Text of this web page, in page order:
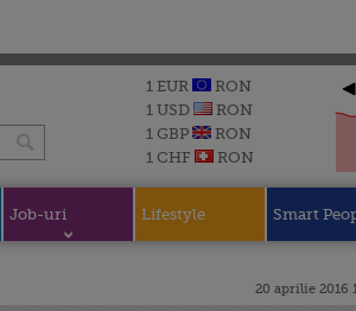
1 EUR
RON
1 USD
RON
1 GBP
RON
1 CHF
RON
Job-uri Lifestyle Smart
20 aprilie 2016